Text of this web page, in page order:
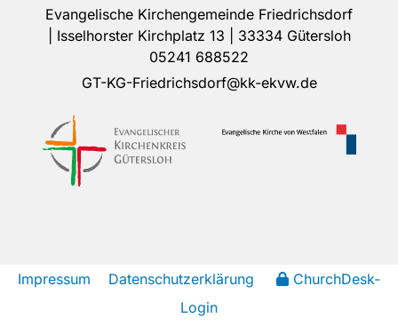
Evangelische Kirchengemeinde Friedrichsdorf
| Isselhorster Kirchplatz 13 | 33334 Gütersloh
05241 688522
GT-KG-Friedrichsdorf@kk-ekvw.de
Impressum Datenschutzerklärung
ChurchDesk-
Login